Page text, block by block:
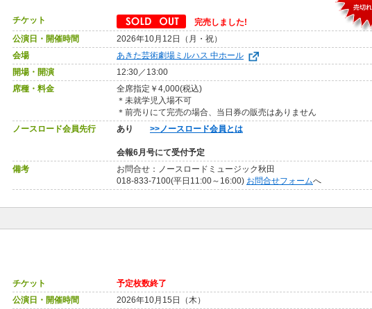
チケット
完売しました!
公演日・開催時間
2026年10月12日（月・祝）
会場
あきた芸術劇場ミルハス 中ホール
開場・開演
12:30／13:00
席種・料金
全席指定￥4,000(税込)
＊未就学児入場不可
＊前売りにて完売の場合、当日券の販売はありません
ノースロード会員先行
あり >>ノースロード会員とは
会報6月号にて受付予定
備考
お問合せ：ノースロードミュージック秋田
018-833-7100(平日11:00～16:00) お問合せフォームへ
チケット
予定枚数終了
公演日・開催時間
2026年10月15日（木）